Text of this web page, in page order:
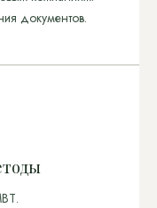
документов.